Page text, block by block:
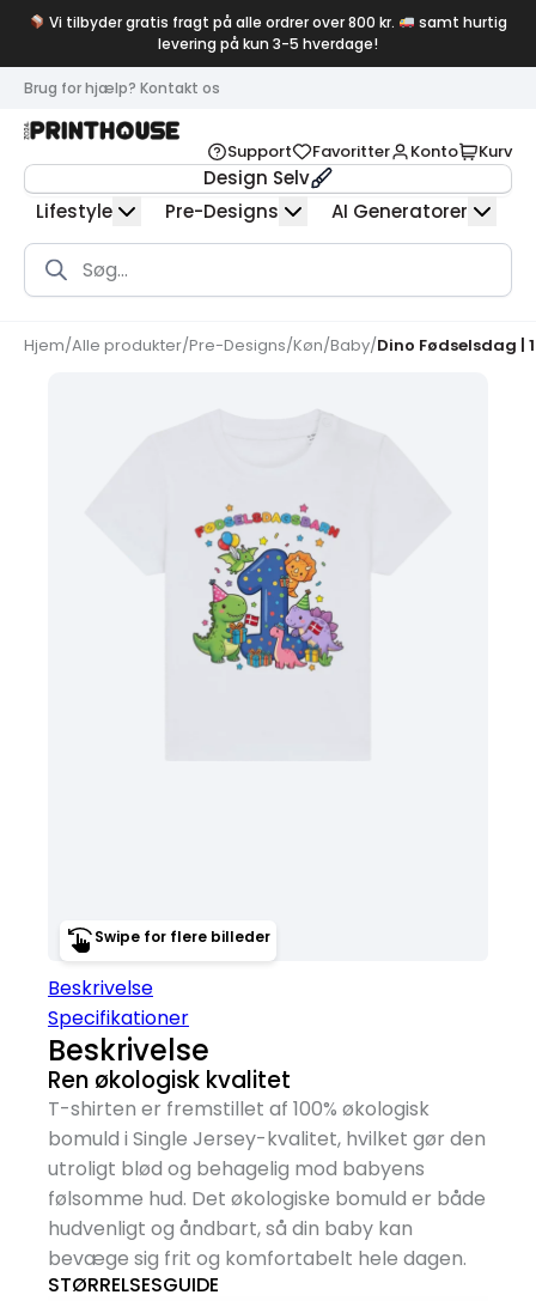
Vi tilbyder gratis fragt på alle ordrer over 800 kr.
samt hurtig
levering på kun 3-5 hverdage!
Brug for hjælp? Kontakt os
Support Favoritter Konto Kurv
Design Selv
Lifestyle
Pre-Designs AI Generatorer
Products
search
Hjem/Alle produkter/Pre-Designs/Køn/Baby/Dino Fødselsdag |
Swipe for flere billeder
Beskrivelse
Specifikationer
Beskrivelse
Ren økologisk kvalitet
T-shirten er fremstillet af 100% økologisk
bomuld i Single Jersey-kvalitet, hvilket gør den
utroligt blød og behagelig mod babyens
følsomme hud. Det økologiske bomuld er både
hudvenligt og åndbart, så din baby kan
bevæge sig frit og komfortabelt hele dagen.
STØRRELSESGUIDE